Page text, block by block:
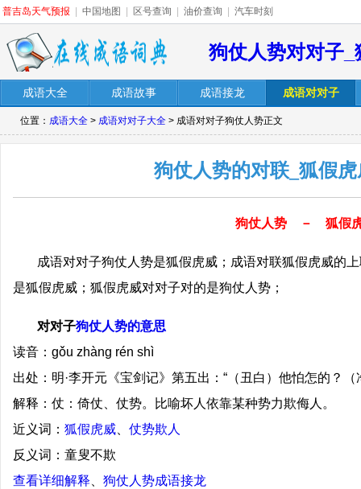
普吉岛天气预报 中国地图 区号查询 油价查询 汽车时刻
狗仗人势对对子
成语大全 成语故事 成语接龙 成语对对子
位置： 成语大全 > 成语对对子大全 > 成语对对子狗仗人势正文
狗仗人势的对联_狐假
狗仗人势 － 狐假
成语对对子狗仗人势是狐假虎威；成语对联狐假虎威的
是狐假虎威；狐假虎威对对子对的是狗仗人势；
对对子狗仗人势的意思
读音：gǒu zhàng rén shì
出处：明·李开元《宝剑记》第五出：“（丑白）他怕怎的？
解释：仗：倚仗、仗势。比喻坏人依靠某种势力欺侮人。
近义词： 狐假虎威
仗势欺人
反义词：童叟不欺
查看详细解释
狗仗人势成语接龙